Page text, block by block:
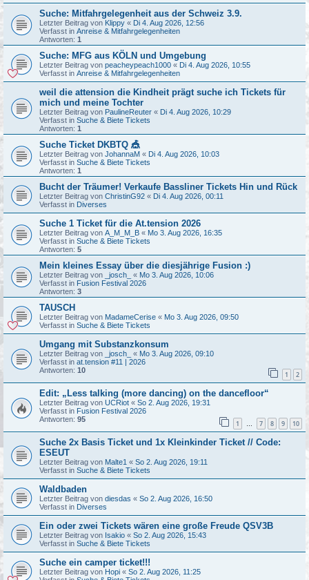
Suche: Mitfahrgelegenheit aus der Schweiz 3.9.
Letzter Beitrag von Klippy « Di 4. Aug 2026, 12:56
Verfasst in Anreise & Mitfahrgelegenheiten
Antworten: 1
Suche: MFG aus KÖLN und Umgebung
Letzter Beitrag von peacheypeach1000 « Di 4. Aug 2026, 10:55
Verfasst in Anreise & Mitfahrgelegenheiten
weil die attension die Kindheit prägt suche ich Tickets für
mich und meine Tochter
Letzter Beitrag von PaulineReuter « Di 4. Aug 2026, 10:29
Verfasst in Suche & Biete Tickets
Antworten: 1
Suche Ticket DKBTQ 🎪
Letzter Beitrag von JohannaM « Di 4. Aug 2026, 10:03
Verfasst in Suche & Biete Tickets
Antworten: 1
Bucht der Träumer! Verkaufe Bassliner Tickets Hin und Rück
Letzter Beitrag von ChristinG92 « Di 4. Aug 2026, 00:11
Verfasst in Diverses
Suche 1 Ticket für die At.tension 2026
Letzter Beitrag von A_M_M_B « Mo 3. Aug 2026, 16:35
Verfasst in Suche & Biete Tickets
Antworten: 5
Mein kleines Essay über die diesjährige Fusion :)
Letzter Beitrag von _josch_ « Mo 3. Aug 2026, 10:06
Verfasst in Fusion Festival 2026
Antworten: 3
TAUSCH
Letzter Beitrag von MadameCerise « Mo 3. Aug 2026, 09:50
Verfasst in Suche & Biete Tickets
Umgang mit Substanzkonsum
Letzter Beitrag von _josch_ « Mo 3. Aug 2026, 09:10
Verfasst in at.tension #11 | 2026
Antworten: 10 1 2
Edit: „Less talking (more dancing) on the dancefloor“
Letzter Beitrag von UCRiot « So 2. Aug 2026, 19:31
Verfasst in Fusion Festival 2026
Antworten: 95 1 … 7 8 9 10
Suche 2x Basis Ticket und 1x Kleinkinder Ticket // Code:
ESEUT
Letzter Beitrag von Malte1 « So 2. Aug 2026, 19:11
Verfasst in Suche & Biete Tickets
Waldbaden
Letzter Beitrag von diesdas « So 2. Aug 2026, 16:50
Verfasst in Diverses
Ein oder zwei Tickets wären eine große Freude QSV3B
Letzter Beitrag von Isakio « So 2. Aug 2026, 15:43
Verfasst in Suche & Biete Tickets
Suche ein camper ticket!!!
Letzter Beitrag von Hopi « So 2. Aug 2026, 11:25